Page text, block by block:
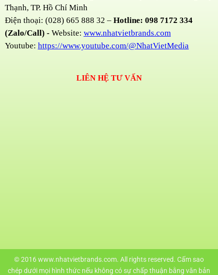
Thạnh, TP. Hồ Chí Minh
Điện thoại: (028) 665 888 32 – Hotline: 098 7172 334
(Zalo/Call) - Website: www.nhatvietbrands.com
Youtube: https://www.youtube.com/@NhatVietMedia
LIÊN HỆ TƯ VẤN
© 2016 www.nhatvietbrands.com. All rights reserved. Cấm sao
chép dưới mọi hình thức nếu không có sự chấp thuận bằng văn bản